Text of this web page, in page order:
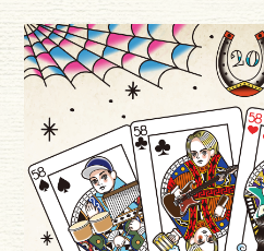
PROFILE
DISCOGRAPHY
CONTACT